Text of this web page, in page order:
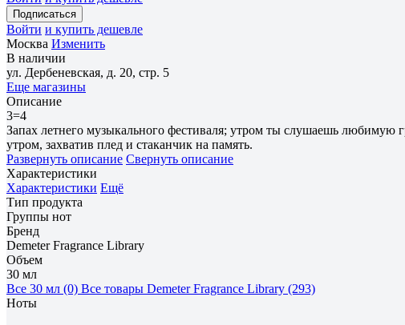
Подписаться
Войти и купить дешевле
Москва Изменить
В наличии
ул. Дербеневская, д. 20, стр. 5
Еще магазины
Описание
3=4
Запах летнего музыкального фестиваля; утром ты слушаешь
утром, захватив плед и стаканчик на память.
Развернуть описание Свернуть описание
Характеристики
Характеристики Ещё
Тип продукта
Группы нот
Бренд
Demeter Fragrance Library
Объем
30 мл
Все 30 мл (0) Все товары Demeter Fragrance Library (293)
Ноты